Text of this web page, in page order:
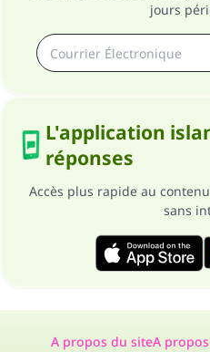
jours
L'application
réponses
Accès plus rapide au
sans
A propos du siteA